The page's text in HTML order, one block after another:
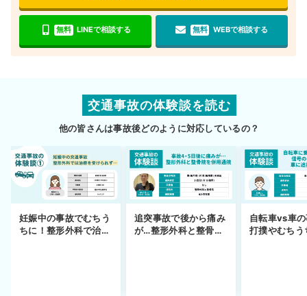
無料 LINEで相談する 無料 WEBで相談する
交通事故の体験談を読む
他の皆さんは事故後どのように対応しているの？
妊娠中の事故でむちう
ちに！整形外科で治療
追突事故で後から痛み
が…整形外科と整骨院
自転車vs車
打撲やむちう